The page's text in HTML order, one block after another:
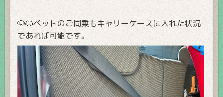
🐶🐱ペットのご同乗もキャリーケースに入れた状況
であれば可能です。